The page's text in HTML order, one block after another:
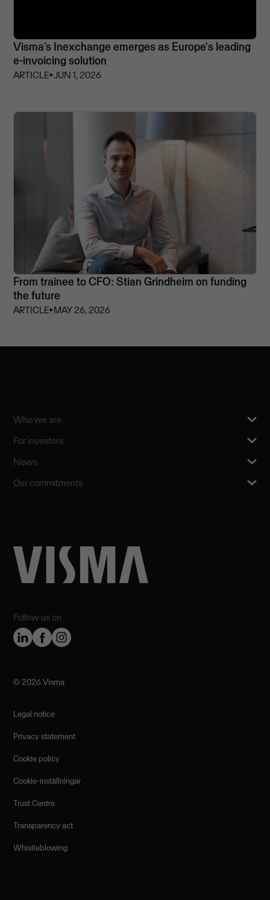
Visma’s Inexchange emerges as Europe's leading
e-invoicing solution
ARTICLE⏵JUN 1, 2026
From trainee to CFO: Stian Grindheim on funding
the future
ARTICLE⏵MAY 26, 2026
Follow us on
Who we are
For investors
News
Our commitments
©️ 2026 Visma
Legal notice
Privacy statement
Cookie policy
Cookie-inställningar
Trust Centre
Transparency act
Whistleblowing